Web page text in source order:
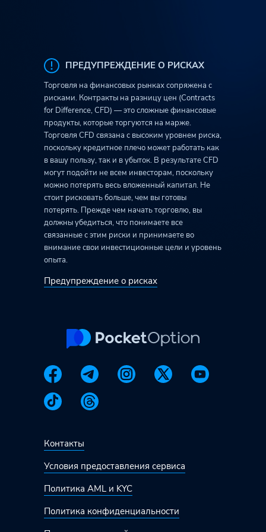
ПРЕДУПРЕЖДЕНИЕ О РИСКАХ
Торговля на финансовых рынках сопряжена с
рисками. Контракты на разницу цен (Contracts
for Difference, CFD) — это сложные финансовые
продукты, которые торгуются на марже.
Торговля CFD связана с высоким уровнем риска,
поскольку кредитное плечо может работать как
в вашу пользу, так и в убыток. В результате CFD
могут подойти не всем инвесторам, поскольку
можно потерять весь вложенный капитал. Не
стоит рисковать больше, чем вы готовы
потерять. Прежде чем начать торговлю, вы
должны убедиться, что понимаете все
связанные с этим риски и принимаете во
внимание свои инвестиционные цели и уровень
опыта.
Предупреждение о рисках
Контакты
Условия предоставления сервиса
Политика AML и KYC
Политика конфиденциальности